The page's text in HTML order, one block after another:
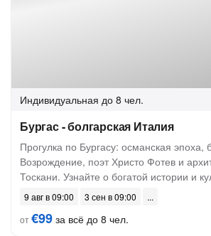
Индивидуальная до 8 чел.
Бургас - болгарская Италия
Прогулка по Бургасу: османская эпоха,
Возрождение, поэт Христо Фотев и
Тоскани. Узнайте о богатой истории и
9 авг в 09:00
3 сен в 09:00
от€99 за всё до 8 чел.